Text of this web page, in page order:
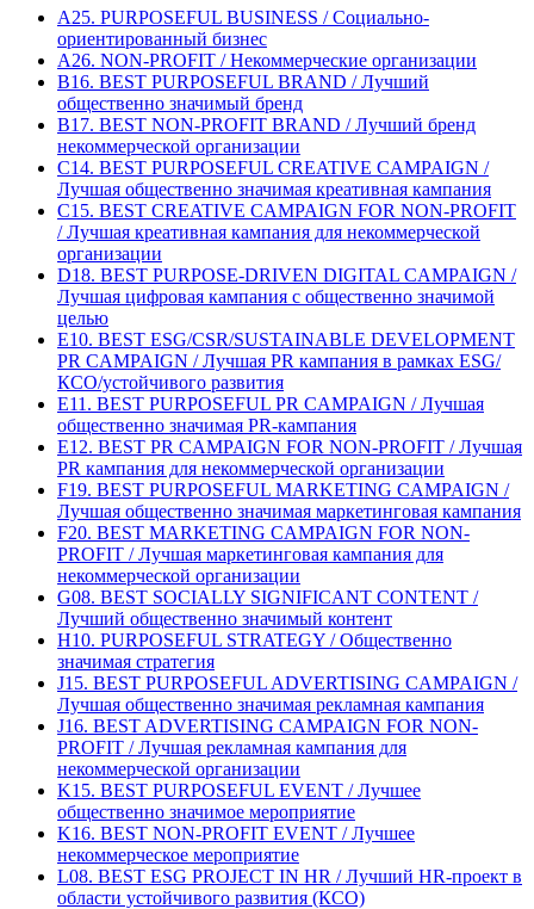
A25. PURPOSEFUL BUSINESS / Социально-
ориентированный бизнес
A26. NON-PROFIT / Некоммерческие организации
B16. BEST PURPOSEFUL BRAND / Лучший
общественно значимый бренд
B17. BEST NON-PROFIT BRAND / Лучший бренд
некоммерческой организации
C14. BEST PURPOSEFUL CREATIVE CAMPAIGN /
Лучшая общественно значимая креативная кампания
C15. BEST CREATIVE CAMPAIGN FOR NON-PROFIT
/ Лучшая креативная кампания для некоммерческой
организации
D18. BEST PURPOSE-DRIVEN DIGITAL CAMPAIGN /
Лучшая цифровая кампания с общественно значимой
целью
E10. BEST ESG/CSR/SUSTAINABLE DEVELOPMENT
PR CAMPAIGN / Лучшая PR кампания в рамках ESG/
КСО/устойчивого развития
E11. BEST PURPOSEFUL PR CAMPAIGN / Лучшая
общественно значимая PR-кампания
E12. BEST PR CAMPAIGN FOR NON-PROFIT / Лучшая
PR кампания для некоммерческой организации
F19. BEST PURPOSEFUL MARKETING CAMPAIGN /
Лучшая общественно значимая маркетинговая кампания
F20. BEST MARKETING CAMPAIGN FOR NON-
PROFIT / Лучшая маркетинговая кампания для
некоммерческой организации
G08. BEST SOCIALLY SIGNIFICANT CONTENT /
Лучший общественно значимый контент
H10. PURPOSEFUL STRATEGY / Общественно
значимая стратегия
J15. BEST PURPOSEFUL ADVERTISING CAMPAIGN /
Лучшая общественно значимая рекламная кампания
J16. BEST ADVERTISING CAMPAIGN FOR NON-
PROFIT / Лучшая рекламная кампания для
некоммерческой организации
K15. BEST PURPOSEFUL EVENT / Лучшее
общественно значимое мероприятие
K16. BEST NON-PROFIT EVENT / Лучшее
некоммерческое мероприятие
L08. BEST ESG PROJECT IN HR / Лучший HR-проект в
области устойчивого развития (КСО)